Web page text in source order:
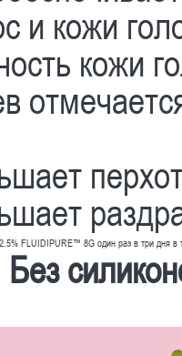
и кожи
кожи
FLUIDIPURE™ 8G один раз в три дня
Без